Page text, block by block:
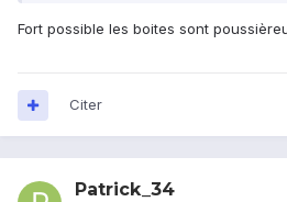
Fort possible les boites sont
Citer
Patrick_34